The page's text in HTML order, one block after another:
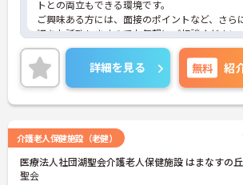
トとの両立もできる環境です。
ご興味ある方には、面接のポイントなど、さら
細をお話致しますのでお気軽にご相談ください
詳細を見る 無料 紹
介護老人保健施設（老健）
医療法人社団湖聖会介護老人保健施設 はまなすの丘
聖会